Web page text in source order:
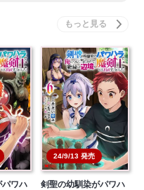
パワハ
24/9/13 発売
剣聖の幼馴染がパワハ